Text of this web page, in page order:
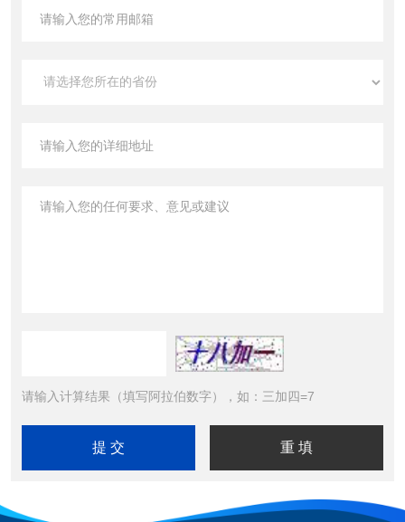
请输入计算结果（填写阿拉伯数字），如：三加四=7